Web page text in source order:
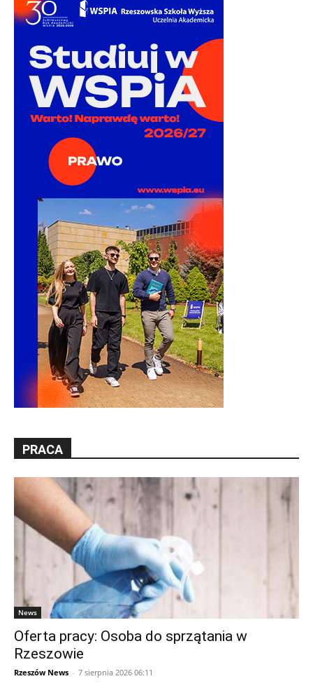
PRACA
News
Oferta pracy: Osoba do sprzątania w
Rzeszowie
Rzeszów News - 7 sierpnia 2026 06:11